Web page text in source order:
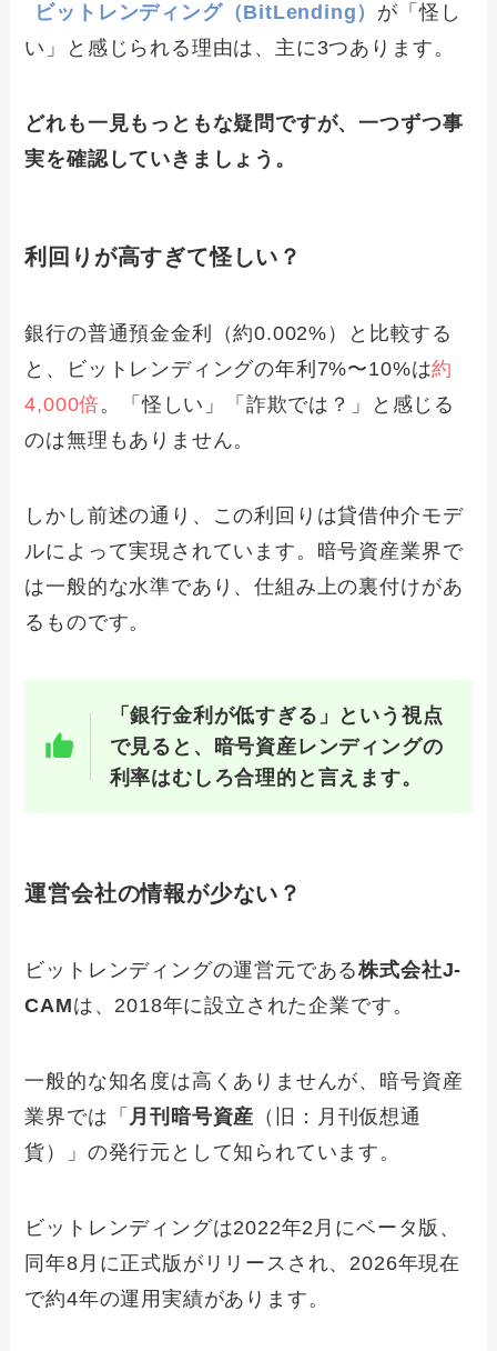
ビットレンディング（BitLending） が「怪し
い」と感じられる理由は、主に3つあります。
どれも一見もっともな疑問ですが、一つずつ事
実を確認していきましょう。
利回りが高すぎて怪しい？
銀行の普通預金金利（約0.002%）と比較する
と、ビットレンディングの年利7%〜10%は約
4,000倍。「怪しい」「詐欺では？」と感じる
のは無理もありません。
しかし前述の通り、この利回りは貸借仲介モデ
ルによって実現されています。暗号資産業界で
は一般的な水準であり、仕組み上の裏付けがあ
るものです。
「銀行金利が低すぎる」という視点
で見ると、暗号資産レンディングの
利率はむしろ合理的と言えます。
運営会社の情報が少ない？
ビットレンディングの運営元である株式会社J-
CAMは、2018年に設立された企業です。
一般的な知名度は高くありませんが、暗号資産
業界では「 月刊暗号資産 （旧：月刊仮想通
貨）」の発行元として知られています。
ビットレンディングは2022年2月にベータ版、
同年8月に正式版がリリースされ、2026年現在
で約4年の運用実績があります。